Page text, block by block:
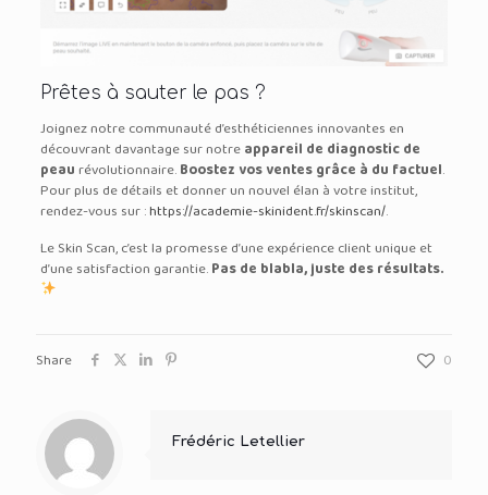
Prêtes à sauter le pas ?
Joignez notre communauté d’esthéticiennes innovantes en
découvrant davantage sur notreappareil de diagnostic de
peaurévolutionnaire.Boostez vos ventes grâce à du factuel.
Pour plus de détails et donner un nouvel élan à votre institut,
rendez-vous sur :https://academie-skinident.fr/skinscan/.
Le Skin Scan, c’est la promesse d’une expérience client unique et
d’une satisfaction garantie.Pas de blabla, juste des résultats.
Share 0
Frédéric Letellier